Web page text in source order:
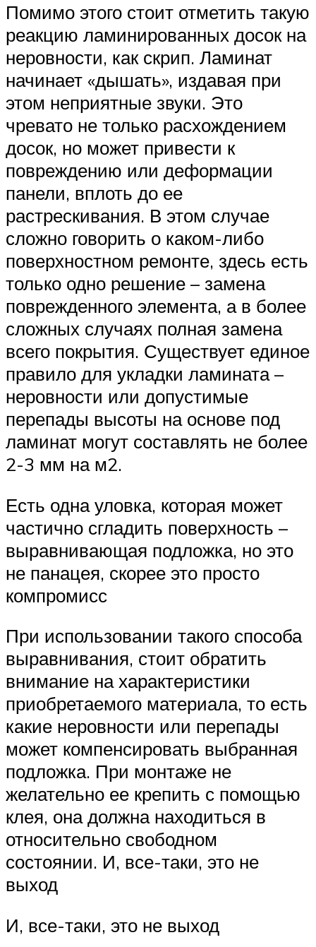
Помимо этого стоит отметить такую
реакцию ламинированных досок на
неровности, как скрип. Ламинат
начинает «дышать», издавая при
этом неприятные звуки. Это
чревато не только расхождением
досок, но может привести к
повреждению или деформации
панели, вплоть до ее
растрескивания. В этом случае
сложно говорить о каком-либо
поверхностном ремонте, здесь есть
только одно решение – замена
поврежденного элемента, а в более
сложных случаях полная замена
всего покрытия. Существует единое
правило для укладки ламината –
неровности или допустимые
перепады высоты на основе под
ламинат могут составлять не более
2-3 мм на м2.
Есть одна уловка, которая может
частично сгладить поверхность –
выравнивающая подложка, но это
не панацея, скорее это просто
компромисс
При использовании такого способа
выравнивания, стоит обратить
внимание на характеристики
приобретаемого материала, то есть
какие неровности или перепады
может компенсировать выбранная
подложка. При монтаже не
желательно ее крепить с помощью
клея, она должна находиться в
относительно свободном
состоянии. И, все-таки, это не
выход
И, все-таки, это не выход